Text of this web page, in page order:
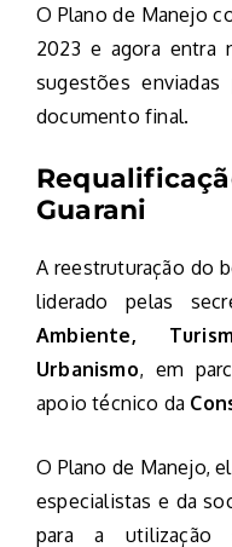
O Plano de Manejo
2023 e agora entra
sugestões
documento final.
Guarani
A reestruturação do
liderado pelas
Ambiente,
Urbanismo, em
apoio técnico da
O Plano de Manejo,
especialistas e da
para a utilização